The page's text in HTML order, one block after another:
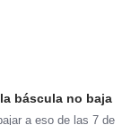
báscula no baja
a eso de las 7 de